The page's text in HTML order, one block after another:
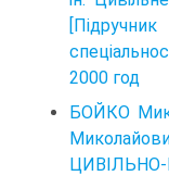
2000 год
БОЙКО